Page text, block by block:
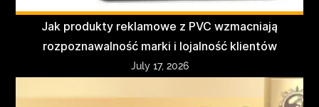
Jak produkty reklamowe z PVC wzmacniają
rozpoznawalność marki i lojalność klientów
July 17, 2026